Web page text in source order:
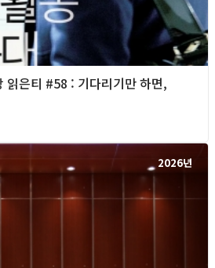
은티 #58 : 기다리기만 하면,
2026년